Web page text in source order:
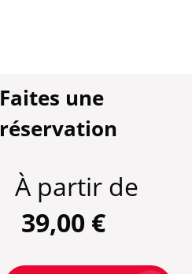
Faites une
réservation
À partir de
39,00 €